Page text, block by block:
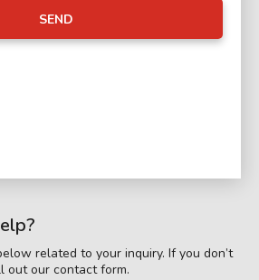
SEND
related to your inquiry. If you don’t
out our contact form.